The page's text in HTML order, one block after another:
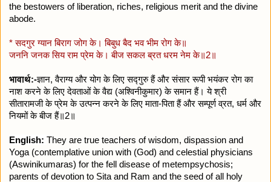
the bestowers of liberation, riches, religious merit and the divine
abode.
* सदगुर ग्यान बिराग जोग के। बिबुध बैद भव भीम रोग के॥
जननि जनक सिय राम प्रेम के। बीज सकल ब्रत धरम नेम के॥2॥
भावार्थ:-ज्ञान, वैराग्य और योग के लिए सद्गुरु हैं और संसार रूपी भयंकर रोग का
नाश करने के लिए देवताओं के वैद्य (अश्विनीकुमार) के समान हैं। ये श्री
सीतारामजी के प्रेम के उत्पन्न करने के लिए माता-पिता हैं और सम्पूर्ण व्रत, धर्म और
नियमों के बीज हैं॥2॥
English: They are true teachers of wisdom, dispassion and
Yoga (contemplative union with (God) and celestial physicians
(Aswinikumaras) for the fell disease of metempsychosis;
parents of devotion to Sita and Ram and the seed of all holy